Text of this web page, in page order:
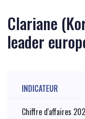
Clariane
leader
INDICATEUR
Chiffre d'affaires